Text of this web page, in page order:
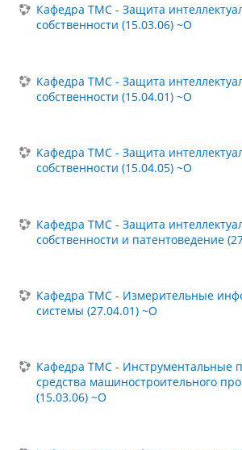
Кафедра ТМС - Защита
собственности (15.03.06) ~О
Кафедра ТМС - Защита
собственности (15.04.01) ~О
Кафедра ТМС - Защита
собственности (15.04.05) ~О
Кафедра ТМС - Защита
собственности и патентоведение
Кафедра ТМС - Измерительные
системы (27.04.01) ~О
Кафедра ТМС - Инструментальные
средства машиностроительного
(15.03.06) ~О